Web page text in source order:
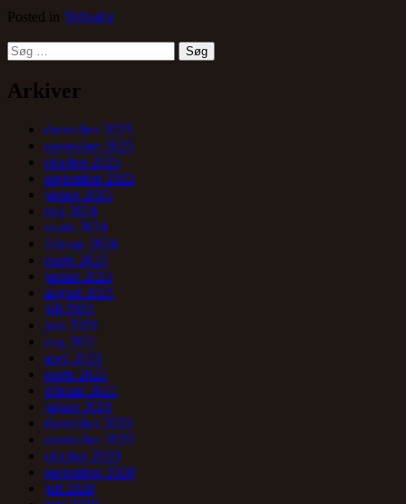
Posted in Nyheder
Søg
efter:
Arkiver
december 2025
november 2025
oktober 2025
september 2025
januar 2025
maj 2024
marts 2024
februar 2024
marts 2023
januar 2023
august 2021
juli 2021
juni 2021
maj 2021
april 2021
marts 2021
februar 2021
januar 2021
december 2020
november 2020
oktober 2020
september 2020
juli 2020